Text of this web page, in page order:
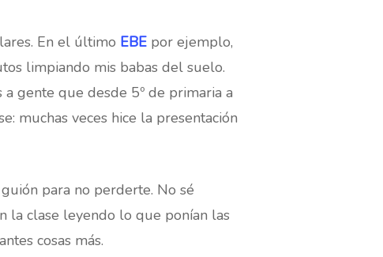
En el último EBE por ejemplo,
limpiando mis babas del suelo.
gente que desde 5º de primaria a
muchas veces hice la presentación
para no perderte. No sé
la clase leyendo lo que ponían las
cosas más.